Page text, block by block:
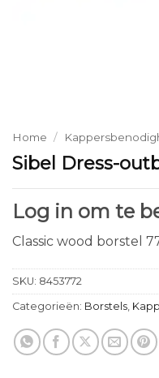
Home /
Sibel Dress-
Log in om te
Classic wood borstel
SKU: 8453772
Categorieën: Borstels